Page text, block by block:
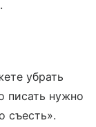
убрать
писать нужно
съесть».